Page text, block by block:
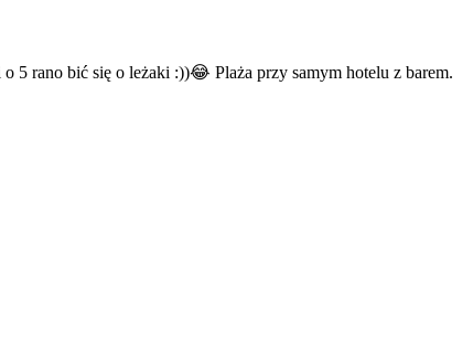
5 rano bić się o leżaki :))😂 Plaża przy samym hotelu z barem.